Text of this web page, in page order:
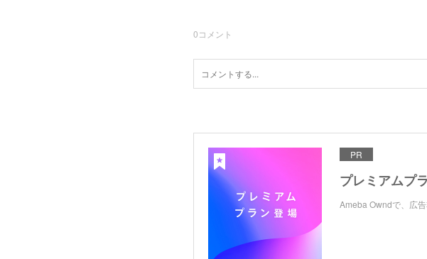
0コメント
PR
プレミアムプ
Ameba Owndで、広